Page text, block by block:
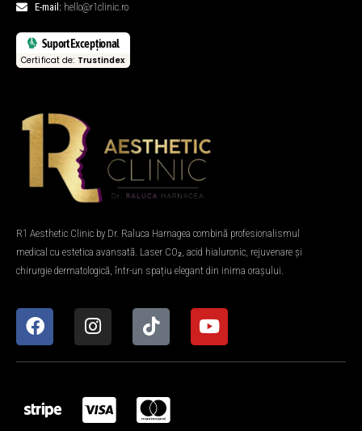
R1 Aesthetic Clinic by Dr. Raluca Harnagea combină profesionalismul
medical cu estetica avansată. Laser CO₂, acid hialuronic, rejuvenare și
chirurgie dermatologică, într-un spațiu elegant din inima orașului.
E-mail: hello@r1clinic.ro
Suport Excepțional
Certificat de: Trustindex